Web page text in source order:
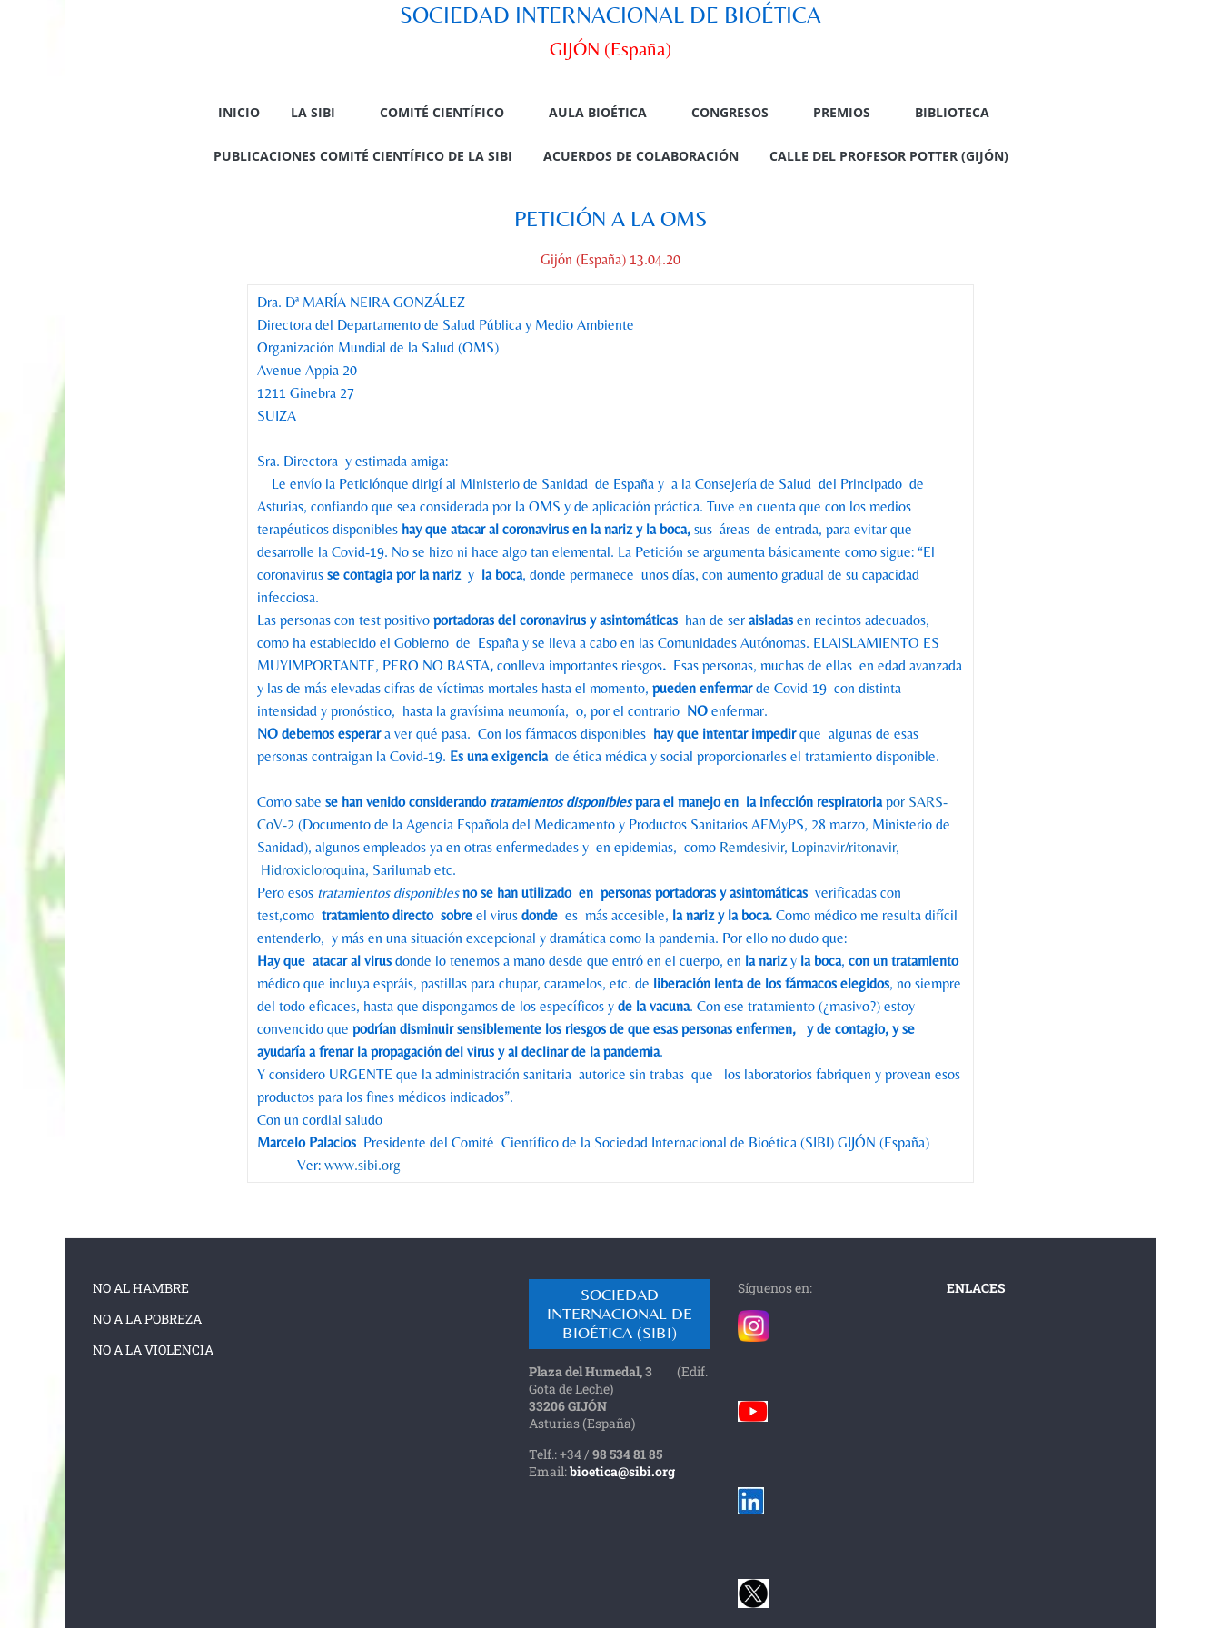
SOCIEDAD INTERNACIONAL DE BIOÉTICA
GIJÓN (España)
INICIO LA SIBI COMITÉ CIENTÍFICO AULA BIOÉTICA CONGRESOS PREMIOS BIBLIOTECA
PUBLICACIONES COMITÉ CIENTÍFICO DE LA SIBI ACUERDOS DE COLABORACIÓN CALLE DEL PROFESOR POTTER (GIJÓN)
PETICIÓN A LA OMS
Gijón (España) 13.04.20
Dra. Dª MARÍA NEIRA GONZÁLEZ
Directora del Departamento de Salud Pública y Medio Ambiente
Organización Mundial de la Salud (OMS)
Avenue Appia 20
1211 Ginebra 27
SUIZA
Sra. Directora y estimada amiga:
Le envío la Peticiónque dirigí al Ministerio de Sanidad de España y a la Consejería de Salud del Principado de
Asturias, confiando que sea considerada por la OMS y de aplicación práctica. Tuve en cuenta que con los medios
terapéuticos disponibles hay que atacar al coronavirus en la nariz y la boca, sus áreas de entrada, para evitar que
desarrolle la Covid-19. No se hizo ni hace algo tan elemental. La Petición se argumenta básicamente como sigue: “El
coronavirus se contagia por la nariz y la boca, donde permanece unos días, con aumento gradual de su capacidad
infecciosa.
Las personas con test positivo portadoras del coronavirus y asintomáticas han de ser aisladas en recintos adecuados,
como ha establecido el Gobierno de España y se lleva a cabo en las Comunidades Autónomas. ELAISLAMIENTO ES
MUYIMPORTANTE, PERO NO BASTA, conlleva importantes riesgos. Esas personas, muchas de ellas en edad avanzada
y las de más elevadas cifras de víctimas mortales hasta el momento, pueden enfermarde Covid-19 con distinta
intensidad y pronóstico, hasta la gravísima neumonía, o, por el contrario NO enfermar.
NO debemos esperara ver qué pasa. Con los fármacos disponibles hay que intentar impedirque algunas de esas
personas contraigan la Covid-19. Es una exigenciade ética médica y social proporcionarles el tratamiento disponible.
Como sabe se han venido considerando tratamientos disponiblespara el manejo en la infección respiratoriapor SARS-
CoV-2 (Documento de la Agencia Española del Medicamento y Productos Sanitarios AEMyPS, 28 marzo, Ministerio de
Sanidad), algunos empleados ya en otras enfermedades y en epidemias, como Remdesivir, Lopinavir/ritonavir,
Hidroxicloroquina, Sarilumab etc.
Pero esos tratamientos disponiblesno se han utilizado en personas portadoras y asintomáticas verificadas con
test,como tratamiento directo sobre el virus donde es más accesible, la nariz y la boca. Como médico me resulta difícil
entenderlo, y más en una situación excepcional y dramática como la pandemia. Por ello no dudo que:
Hay que atacar al virus donde lo tenemos a mano desde que entró en el cuerpo, en la narizy la boca, con un tratamiento
médico que incluya espráis, pastillas para chupar, caramelos, etc. de liberación lenta de los fármacos elegidos, no siempre
del todo eficaces, hasta que dispongamos de los específicos y de la vacuna. Con ese tratamiento (¿masivo?) estoy
convencido que podrían disminuir sensiblemente los riesgos de que esas personas enfermen, y de contagio, y se
ayudaría a frenar la propagación del virus y al declinar de la pandemia.
Y considero URGENTE que la administración sanitaria autorice sin trabas que los laboratorios fabriquen y provean esos
productos para los fines médicos indicados”.
Con un cordial saludo
Marcelo Palacios Presidente del Comité Científico de la Sociedad Internacional de Bioética (SIBI) GIJÓN (España)
Ver: www.sibi.org
NO AL HAMBRE
NO A LA POBREZA
NO A LA VIOLENCIA
SOCIEDAD
INTERNACIONAL DE
BIOÉTICA (SIBI)
Plaza del Humedal, 3
(Edif.
Gota de Leche)
33206 GIJÓN
Asturias (España)
Telf.: +34 / 98 534 81 85
Email:bioetica@sibi.org
Síguenos en: ENLACES